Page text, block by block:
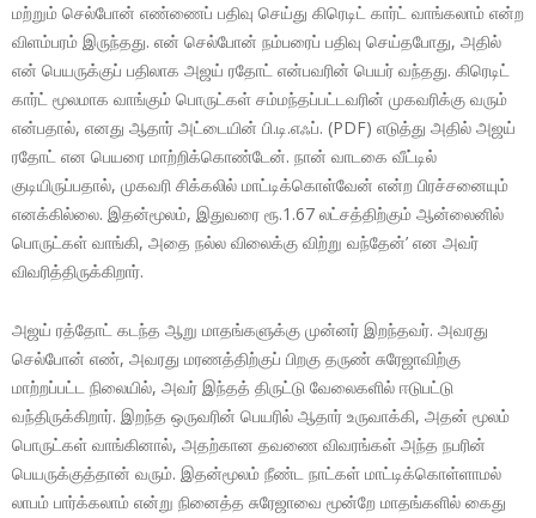
மற்றும் செல்போன் எண்ணைப் பதிவு செய்து கிரெடிட் கார்ட் வாங்கலாம் என்ற
விளம்பரம் இருந்தது. என் செல்போன் நம்பரைப் பதிவு செய்தபோது, அதில்
என் பெயருக்குப் பதிலாக அஜய் ரதோட் என்பவரின் பெயர் வந்தது. கிரெடிட்
கார்ட் மூலமாக வாங்கும் பொருட்கள் சம்மந்தப்பட்டவரின் முகவரிக்கு வரும்
என்பதால், எனது ஆதார் அட்டையின் பி.டி.எஃப். (PDF) எடுத்து அதில் அஜய்
ரதோட் என பெயரை மாற்றிக்கொண்டேன். நான் வாடகை வீட்டில்
குடியிருப்பதால், முகவரி சிக்கலில் மாட்டிக்கொள்வேன் என்ற பிரச்சனையும்
எனக்கில்லை. இதன்மூலம், இதுவரை ரூ.1.67 லட்சத்திற்கும் ஆன்லைனில்
பொருட்கள் வாங்கி, அதை நல்ல விலைக்கு விற்று வந்தேன்’ என அவர்
விவரித்திருக்கிறார்.
அஜய் ரத்தோட் கடந்த ஆறு மாதங்களுக்கு முன்னர் இறந்தவர். அவரது
செல்போன் எண், அவரது மரணத்திற்குப் பிறகு தருண் சுரேஜாவிற்கு
மாற்றப்பட்ட நிலையில், அவர் இந்தத் திருட்டு வேலைகளில் ஈடுபட்டு
வந்திருக்கிறார். இறந்த ஒருவரின் பெயரில் ஆதார் உருவாக்கி, அதன் மூலம்
பொருட்கள் வாங்கினால், அதற்கான தவணை விவரங்கள் அந்த நபரின்
பெயருக்குத்தான் வரும். இதன்மூலம் நீண்ட நாட்கள் மாட்டிக்கொள்ளாமல்
லாபம் பார்க்கலாம் என்று நினைத்த சுரேஜாவை மூன்றே மாதங்களில் கைது